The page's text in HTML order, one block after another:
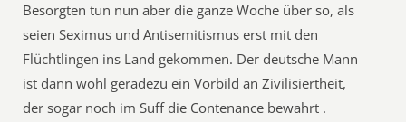
Besorgten tun nun aber die ganze Woche über so, als
seien Seximus und Antisemitismus erst mit den
Flüchtlingen ins Land gekommen. Der deutsche Mann
ist dann wohl geradezu ein Vorbild an Zivilisiertheit,
der sogar noch im Suff die Contenance bewahrt .